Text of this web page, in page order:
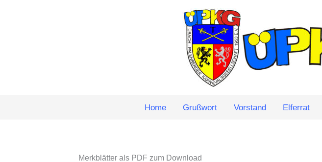
Home Grußwort Vorstand Elferrat
Merkblätter als PDF zum Download